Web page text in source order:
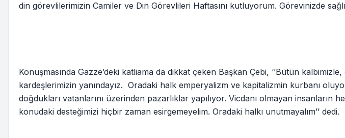
din görevlilerimizin Camiler ve Din Görevlileri Haftasını kutluyorum. Görevinizde
Konuşmasında Gazze’deki katliama da dikkat çeken Başkan Çebi, ‘’Bütün
kardeşlerimizin yanındayız. Oradaki halk emperyalizm ve kapitalizmin kurbanı
doğdukları vatanlarını üzerinden pazarlıklar yapılıyor. Vicdanı olmayan insanların
konudaki desteğimizi hiçbir zaman esirgemeyelim. Oradaki halkı unutmayalım’’ dedi.